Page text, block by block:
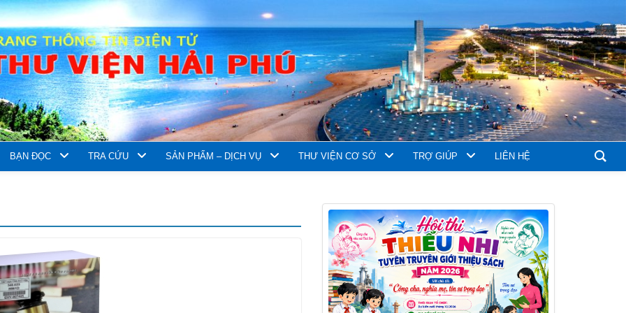
BẠN ĐỌC TRA CỨU SẢN PHẨM – DỊCH VỤ THƯ VIỆN CƠ SỞ TRỢ GIÚP LIÊN HỆ